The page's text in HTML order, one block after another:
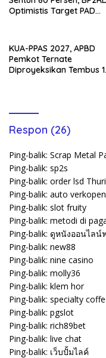
Optimistis Target PAD
KUA-PPAS 2027, APBD
Pemkot Ternate
Diproyeksikan Tembus 1
Respon (26)
Ping-balik: Scrap Metal
Ping-balik: sp2s
Ping-balik: order lsd
Ping-balik: auto verkopen
Ping-balik: slot fruity
Ping-balik: metodi di
Ping-balik: ดูหนังออนไลน์
Ping-balik: new88
Ping-balik: nine casino
Ping-balik: molly36
Ping-balik: klem hor
Ping-balik: specialty
Ping-balik: pgslot
Ping-balik: rich89bet
Ping-balik: live chat
Ping-balik: เว็บปั้มไลค์